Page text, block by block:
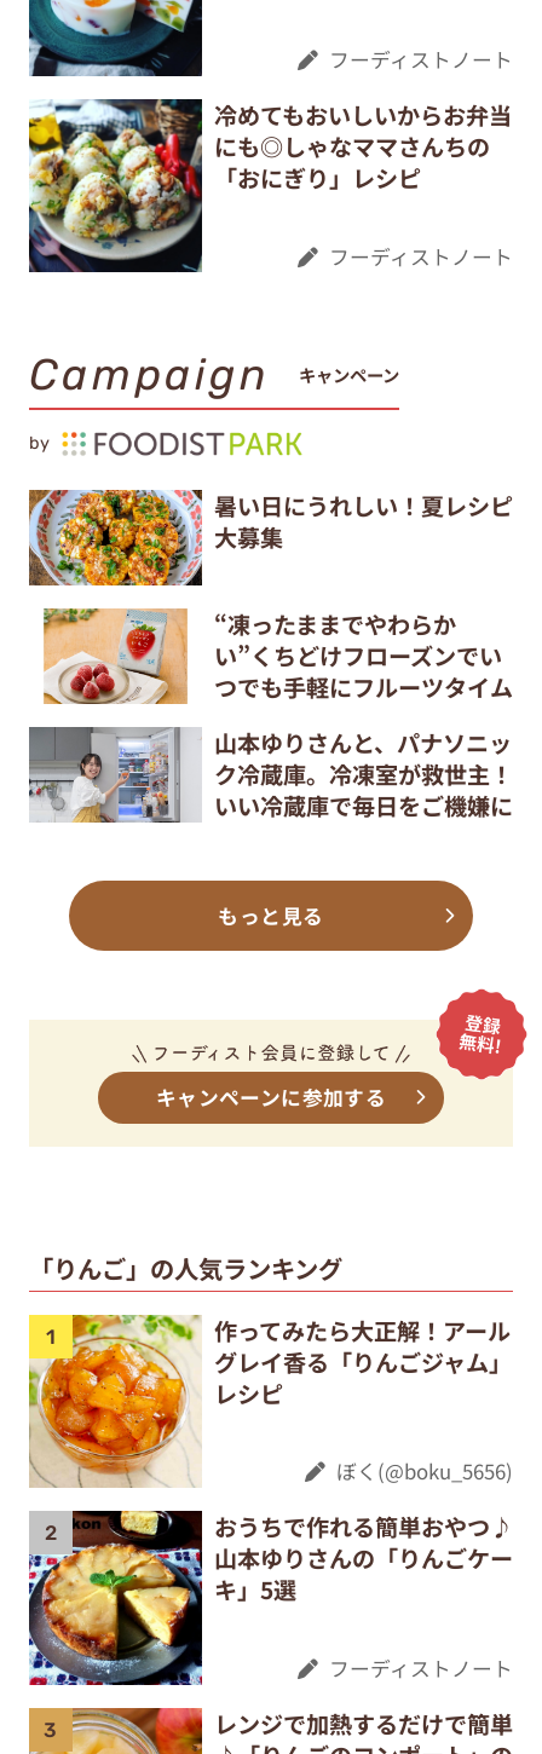
フーディストノート
冷めてもおいしいからお弁当
にも◎しゃなママさんちの
「おにぎり」レシピ
フーディストノート
Campaign キャンペーン
by
暑い日にうれしい！夏レシピ
大募集
“凍ったままでやわらか
い”くちどけフローズンでい
つでも手軽にフルーツタイム
山本ゆりさんと、パナソニッ
ク冷蔵庫。冷凍室が救世主！
いい冷蔵庫で毎日をご機嫌に
もっと見る
キャンペーンに参加する
「りんご」の人気ランキング
作ってみたら大正解！アール
グレイ香る「りんごジャム」
レシピ
ぼく(@boku_5656)
おうちで作れる簡単おやつ♪
山本ゆりさんの「りんごケー
キ」5選
フーディストノート
レンジで加熱するだけで簡単